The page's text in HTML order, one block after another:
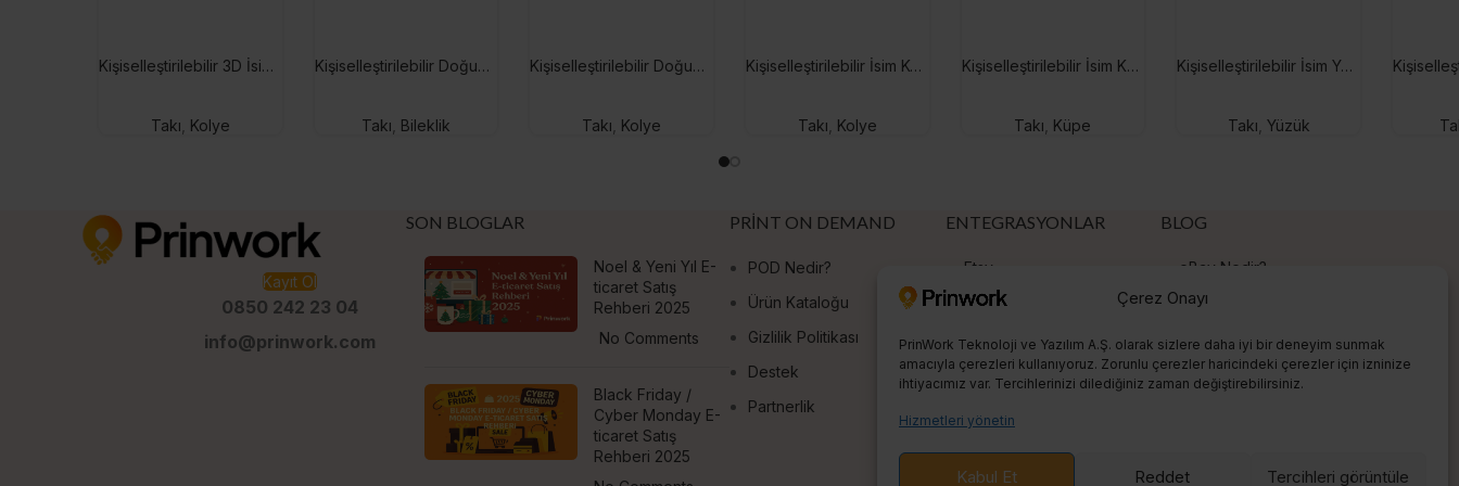
Çerez Onayı
PrinWork Teknoloji ve Yazılım A.Ş. olarak sizlere daha iyi bir deneyim sunmak
amacıyla çerezleri kullanıyoruz. Zorunlu çerezler haricindeki çerezler için izninize
ihtiyacımız var. Tercihlerinizi dilediğiniz zaman değiştirebilirsiniz.
Hizmetleri yönetin
Kabul Et Reddet Tercihleri ​​görüntüle
Kişiselleştirilebilir 3D İsim Kolye
Takı Kolye
Kişiselleştirilebilir Doğum Ayı Taşlı Bar Bileklik
Takı Bileklik
Kişiselleştirilebilir Doğum Ayı Taşlı İsim Plaka Kolye
Takı Kolye
Kişiselleştirilebilir İsim Kolye
Takı Kolye
Kişiselleştirilebilir İsim Küpe
Takı Küpe
Kişiselleştirilebilir İsim Yüzük
Takı Yüzük
Kayıt Ol
0850 242 23 04
info@prinwork.com
SON BLOGLAR
Noel & Yeni Yıl E-
ticaret Satış
Rehberi 2025
No Comments
Black Friday /
Cyber Monday E-
ticaret Satış
Rehberi 2025
PRINT ON DEMAND
POD Nedir?
Ürün Kataloğu
Gizlilik Politikası
Destek
Partnerlik
ENTEGRASYONLAR
Etsy
Shopify
eBay
Amazon
BLOG
eBay Nedir?
Etsy Nedir?
Shopify Nedir?
Etsy Satış